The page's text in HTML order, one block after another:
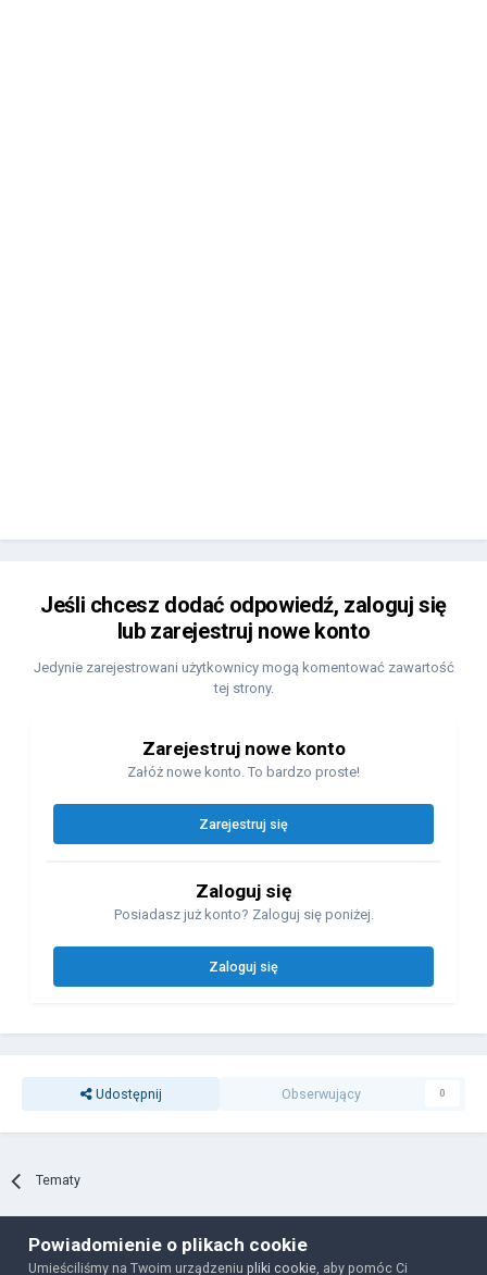
Jeśli chcesz dodać odpowiedź, zaloguj się
lub zarejestruj nowe konto
Jedynie zarejestrowani użytkownicy mogą komentować zawartość
tej strony.
Zarejestruj nowe konto
Załóż nowe konto. To bardzo proste!
Zarejestruj się
Zaloguj się
Posiadasz już konto? Zaloguj się poniżej.
Zaloguj się
Udostępnij Obserwujący 0
Tematy
Polityka prywatności Ciasteczka
Powiadomienie o plikach cookie
Umieściliśmy na Twoim urządzeniupliki cookie , aby pomóc Ci